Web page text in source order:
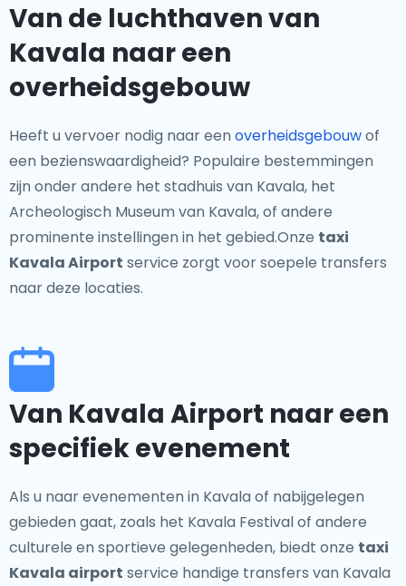
Van de luchthaven van
Kavala naar een
overheidsgebouw
Heeft u vervoer nodig naar een overheidsgebouwof
een bezienswaardigheid? Populaire bestemmingen
zijn onder andere het stadhuis van Kavala, het
Archeologisch Museum van Kavala, of andere
prominente instellingen in het gebied.Onze taxi
Kavala Airport service zorgt voor soepele transfers
naar deze locaties.
Van Kavala Airport naar een
specifiek evenement
Als u naar evenementen in Kavala of nabijgelegen
gebieden gaat, zoals het Kavala Festival of andere
culturele en sportieve gelegenheden, biedt onze taxi
Kavala airport service handige transfers van Kavala